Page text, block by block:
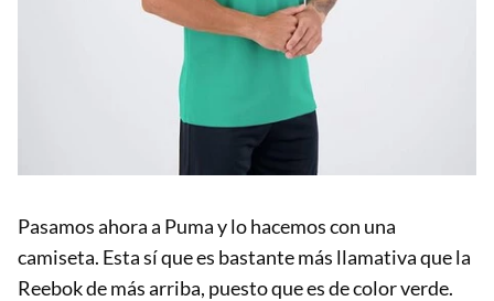
Pasamos ahora a Puma y lo hacemos con una
camiseta. Esta sí que es bastante más llamativa que la
Reebok de más arriba, puesto que es de color verde.